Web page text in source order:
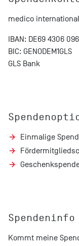
medico international
IBAN: DE69 4306
BIC: GENODEM1GLS
GLS Bank
Einmalige
Spendeninfo
Kommt meine